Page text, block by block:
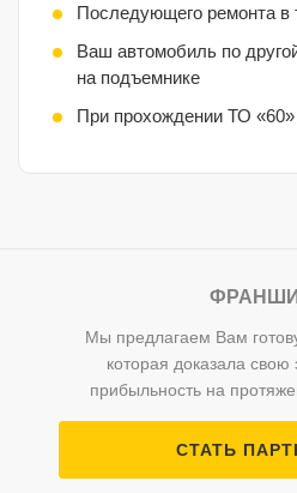
Последующего ремонта в
Ваш автомобиль по
на подъемнике
При прохождении ТО «60»
Мы предлагаем Вам
которая доказала
прибыльность на
СТАТЬ